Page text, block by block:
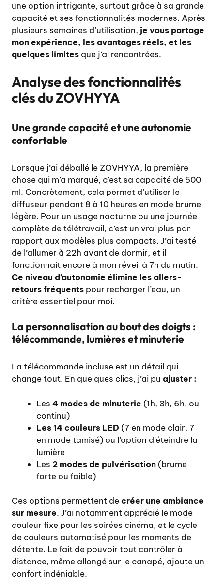
une option intrigante, surtout grâce à sa grande
capacité et ses fonctionnalités modernes. Après
plusieurs semaines d’utilisation, je vous partage
mon expérience, les avantages réels, et les
quelques limites que j’ai rencontrées.
Analyse des fonctionnalités
clés du ZOVHYYA
Une grande capacité et une autonomie
confortable
Lorsque j’ai déballé le ZOVHYYA, la première
chose qui m’a marqué, c’est sa capacité de 500
ml. Concrètement, cela permet d’utiliser le
diffuseur pendant 8 à 10 heures en mode brume
légère. Pour un usage nocturne ou une journée
complète de télétravail, c’est un vrai plus par
rapport aux modèles plus compacts. J’ai testé
de l’allumer à 22h avant de dormir, et il
fonctionnait encore à mon réveil à 7h du matin.
Ce niveau d’autonomie élimine les allers-
retours fréquents pour recharger l’eau, un
critère essentiel pour moi.
La personnalisation au bout des doigts :
télécommande, lumières et minuterie
La télécommande incluse est un détail qui
change tout. En quelques clics, j’ai pu ajuster :
Les 4 modes de minuterie (1h, 3h, 6h, ou
continu)
Les 14 couleurs LED (7 en mode clair, 7
en mode tamisé) ou l’option d’éteindre la
lumière
Les 2 modes de pulvérisation (brume
forte ou faible)
Ces options permettent decréer une ambiance
sur mesure. J’ai notamment apprécié le mode
couleur fixe pour les soirées cinéma, et le cycle
de couleurs automatisé pour les moments de
détente. Le fait de pouvoir tout contrôler à
distance, même allongé sur le canapé, ajoute un
confort indéniable.